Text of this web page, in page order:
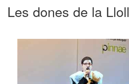
Les dones de la Lloll